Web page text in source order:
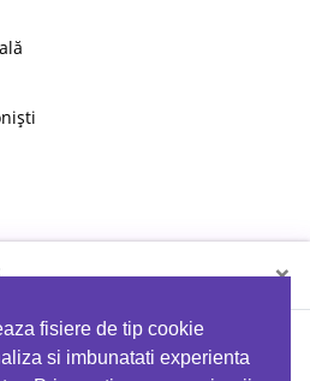
fisiere de tip cookie
si imbunatati experienta
×